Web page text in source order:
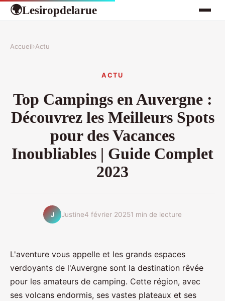
🌍Lesiropdelarue
Accueil›Actu
ACTU
Top Campings en Auvergne :
Découvrez les Meilleurs Spots
pour des Vacances
Inoubliables | Guide Complet
2023
J Justine4 février 20251 min de lecture
L'aventure vous appelle et les grands espaces
verdoyants de l'Auvergne sont la destination rêvée
pour les amateurs de camping. Cette région, avec
ses volcans endormis, ses vastes plateaux et ses